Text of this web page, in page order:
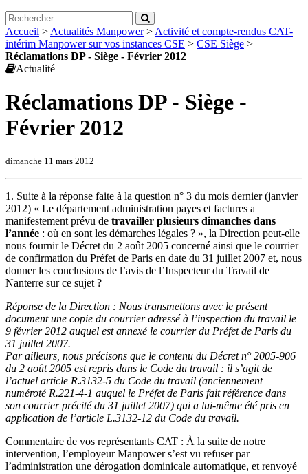
Accueil > Actualités Manpower> Activité et compte-rendus CAT-
intérim Manpower sur vos instances CSE > CSE Siège >
Réclamations DP - Siège - Février 2012
Actualité
Réclamations DP - Siège -
Février 2012
dimanche 11 mars 2012
1. Suite à la réponse faite à la question n° 3 du mois dernier (janvier
2012) « Le département administration payes et factures a
manifestement prévu de travailler plusieurs dimanches dans
l’année : où en sont les démarches légales ? », la Direction peut-elle
nous fournir le Décret du 2 août 2005 concerné ainsi que le courrier
de confirmation du Préfet de Paris en date du 31 juillet 2007 et, nous
donner les conclusions de l’avis de l’Inspecteur du Travail de
Nanterre sur ce sujet ?
Réponse de la Direction : Nous transmettons avec le présent
document une copie du courrier adressé à l’inspection du travail le
9 février 2012 auquel est annexé le courrier du Préfet de Paris du
31 juillet 2007.
Par ailleurs, nous précisons que le contenu du Décret n° 2005-906
du 2 août 2005 est repris dans le Code du travail : il s’agit de
l’actuel article R.3132-5 du Code du travail (anciennement
numéroté R.221-4-1 auquel le Préfet de Paris fait référence dans
son courrier précité du 31 juillet 2007) qui a lui-même été pris en
application de l’article L.3132-12 du Code du travail.
Commentaire de vos représentants CAT : À la suite de notre
intervention, l’employeur Manpower s’est vu refuser par
l’administration une dérogation dominicale automatique, et renvoyé